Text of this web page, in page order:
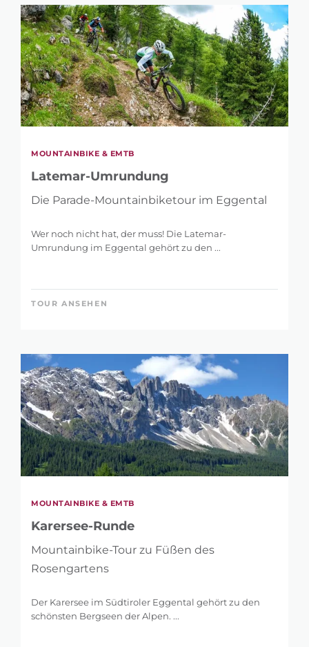
MOUNTAINBIKE & EMTB
Latemar-Umrundung
Die Parade-Mountainbiketour im Eggental
Wer noch nicht hat, der muss! Die Latemar-
Umrundung im Eggental gehört zu den ...
TOUR ANSEHEN
MOUNTAINBIKE & EMTB
Karersee-Runde
Mountainbike-Tour zu Füßen des
Rosengartens
Der Karersee im Südtiroler Eggental gehört zu den
schönsten Bergseen der Alpen. ...